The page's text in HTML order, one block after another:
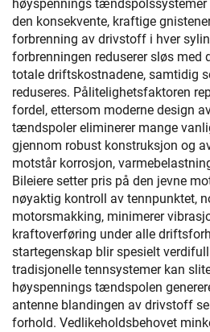
høyspennings tændspolssystemer
den konsekvente, kraftige
forbrenning av drivstoff i hver
forbrenningen reduserer sløs med
totale driftskostnadene, samtidig
reduseres. Pålitelighetsfaktoren
fordel, ettersom moderne design
tændspoler eliminerer mange
gjennom robust konstruksjon og
motstår korrosjon,
Bileiere setter pris på den jevne
nøyaktig kontroll av tennpunktet,
motorsmakking, minimerer
kraftoverføring under alle
startegenskap blir spesielt
tradisjonelle tennsystemer kan
høyspennings tændspolen
antenne blandingen av drivstoff
forhold. Vedlikeholdsbehovet